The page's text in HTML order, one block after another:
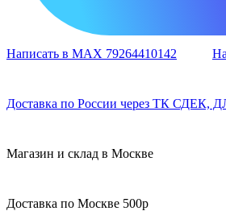
Написать в MAX 79264410142
Доставка по России через ТК СДЕК,
Магазин и склад в Москве
Доставка по Москве 500р